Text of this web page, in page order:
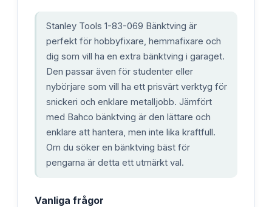
Stanley Tools 1-83-069 Bänktving är
perfekt för hobbyfixare, hemmafixare och
dig som vill ha en extra bänktving i garaget.
Den passar även för studenter eller
nybörjare som vill ha ett prisvärt verktyg för
snickeri och enklare metalljobb. Jämfört
med Bahco bänktving är den lättare och
enklare att hantera, men inte lika kraftfull.
Om du söker en bänktving bäst för
pengarna är detta ett utmärkt val.
Vanliga frågor